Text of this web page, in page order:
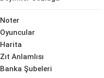
Noter
Oyuncular
Harita
Zıt Anlamlısı
Banka Şubeleri